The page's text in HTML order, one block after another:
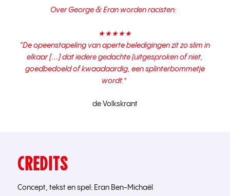
OverGeorge & Eran worden racisten:
★★★★★
“De opeenstapeling van aperte beledigingen zit zo slim in
elkaar […] dat iedere gedachte (uitgesproken of niet,
goedbedoeld of kwaadaardig, een splinterbommetje
wordt.”
de Volkskrant
CREDITS
Concept, tekst en spel: Eran Ben-Michaël